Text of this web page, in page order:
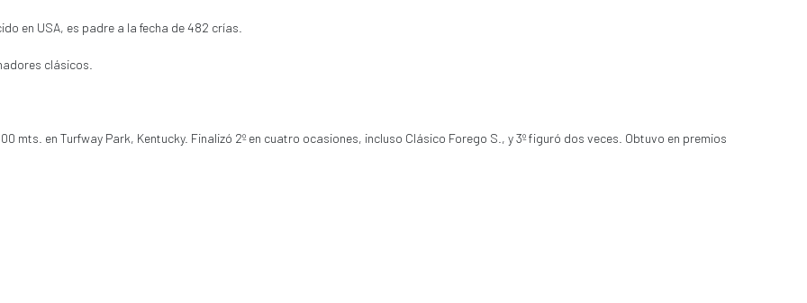
en USA, es padre a la fecha de 482 crías.
clásicos.
mts. en Turfway Park, Kentucky. Finalizó 2º en cuatro ocasiones, incluso Clásico Forego S., y 3º figuró dos veces. Obtuvo en premios